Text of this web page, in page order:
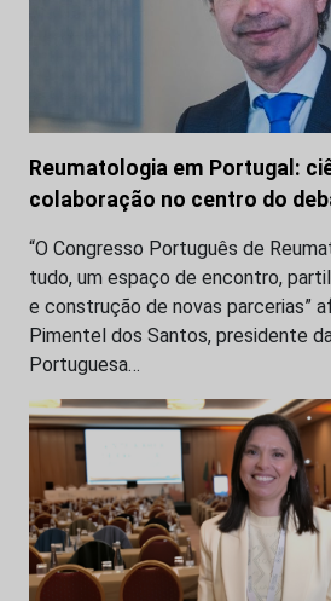
Reumatologia em Portugal:
colaboração no centro do
“O Congresso Português de
tudo, um espaço de encontro,
e construção de novas parcerias”
Pimentel dos Santos, presidente
Portuguesa…